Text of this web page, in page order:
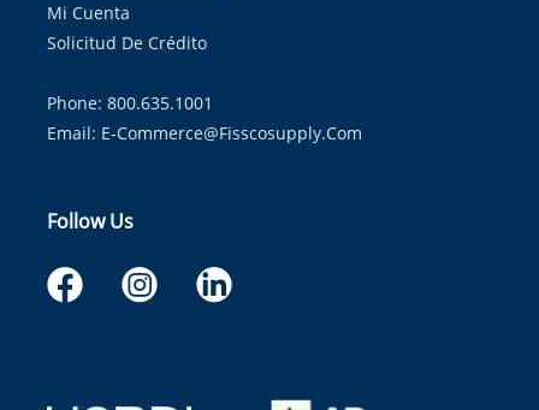
Mi Cuenta
Solicitud De Crédito
Phone: 800.635.1001
Email: E-Commerce@fisscosupply.com
Follow Us